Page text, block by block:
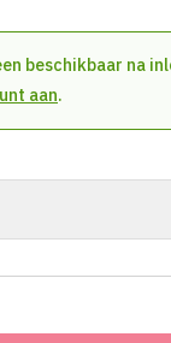
beschikbaar na
aan.